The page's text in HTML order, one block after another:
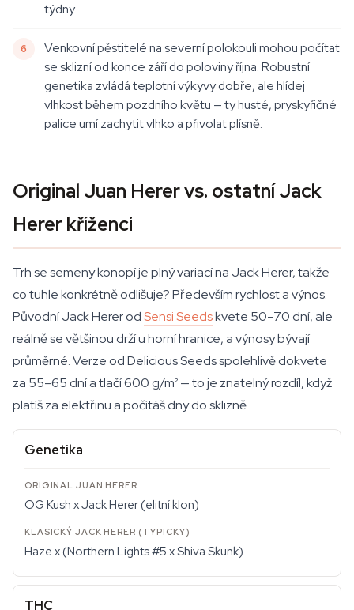
týdny.
Venkovní pěstitelé na severní polokouli mohou počítat
se sklizní od konce září do poloviny října. Robustní
genetika zvládá teplotní výkyvy dobře, ale hlídej
vlhkost během pozdního květu — ty husté, pryskyřičné
palice umí zachytit vlhko a přivolat plísně.
Original Juan Herer vs. ostatní Jack
Herer kříženci
Trh se semeny konopí je plný variací na Jack Herer, takže
co tuhle konkrétně odlišuje? Především rychlost a výnos.
Původní Jack Herer odSensi Seedskvete 50–70 dní, ale
reálně se většinou drží u horní hranice, a výnosy bývají
průměrné. Verze od Delicious Seeds spolehlivě dokvete
za 55–65 dní a tlačí 600 g/m² — to je znatelný rozdíl, když
platíš za elektřinu a počítáš dny do sklizně.
Genetika
OG Kush x Jack Herer (elitní klon)
Haze x (Northern Lights #5 x Shiva Skunk)
THC